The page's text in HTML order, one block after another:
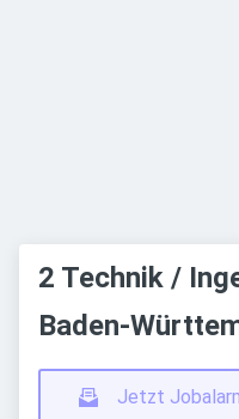
2 Technik /
Baden-
Jetzt